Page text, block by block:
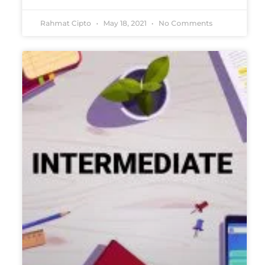
Rahmat Cipto May 18, 2021 No Comments